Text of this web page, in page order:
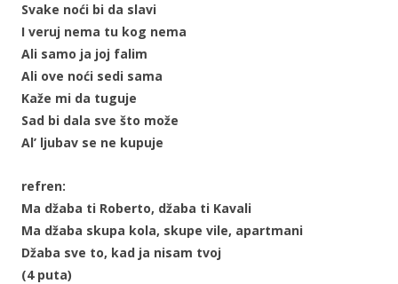
Svake noći bi da slavi
I veruj nema tu kog nema
Ali samo ja joj falim
Ali ove noći sedi sama
Kaže mi da tuguje
Sad bi dala sve što može
Al’ ljubav se ne kupuje
refren:
Ma džaba ti Roberto, džaba ti Kavali
Ma džaba skupa kola, skupe vile, apartmani
Džaba sve to, kad ja nisam tvoj
(4 puta)